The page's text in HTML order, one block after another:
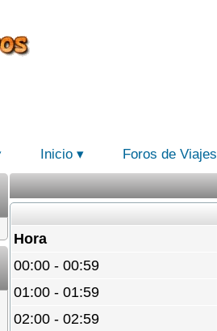
Inicio Foros de Viajes
Hora
00:00 - 00:59
01:00 - 01:59
02:00 - 02:59